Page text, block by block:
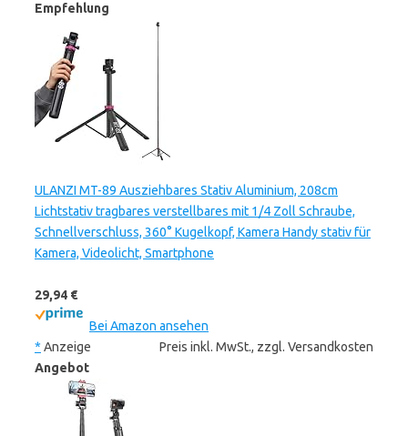
Empfehlung
ULANZI MT-89 Ausziehbares Stativ Aluminium, 208cm
Lichtstativ tragbares verstellbares mit 1/4 Zoll Schraube,
Schnellverschluss, 360° Kugelkopf, Kamera Handy stativ für
Kamera, Videolicht, Smartphone
29,94 €
Bei Amazon ansehen
* Anzeige
Preis inkl. MwSt., zzgl. Versandkosten
Angebot